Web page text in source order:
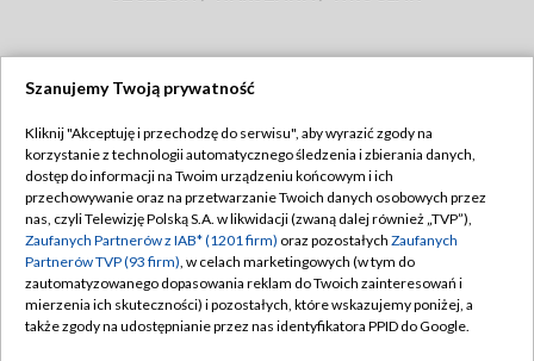
TVP
Abonament TVP
Emisja w TVP
Centrum informacji TVP
Naziemna Telewizja Cyfrowa
Regulamin TVP
Polityka prywatności
Moje zgody
Pomoc
Szanujemy Twoją prywatność
Kliknij "Akceptuję i przechodzę do serwisu", aby wyrazić zgody na
korzystanie z technologii automatycznego śledzenia i zbierania danych,
dostęp do informacji na Twoim urządzeniu końcowym i ich
przechowywanie oraz na przetwarzanie Twoich danych osobowych przez
nas, czyli Telewizję Polską S.A. w likwidacji (zwaną dalej również „TVP”),
Zaufanych Partnerów z IAB* (1201 firm) oraz pozostałych Zaufanych
Partnerów TVP (93 firm), w celach marketingowych (w tym do
zautomatyzowanego dopasowania reklam do Twoich zainteresowań i
mierzenia ich skuteczności) i pozostałych, które wskazujemy poniżej, a
także zgody na udostępnianie przez nas identyfikatora PPID do Google.